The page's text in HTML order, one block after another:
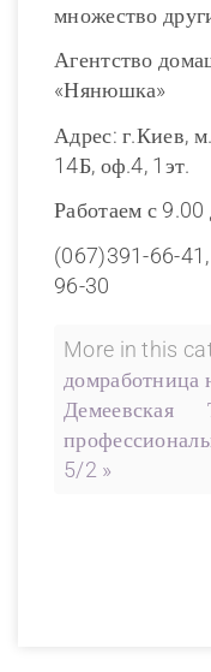
множество
Агентство
«Нянюшка»
Адрес: г.Киев,
14Б, оф.4, 1эт.
Работаем с
(067)391-66-
96-30
More in this
домработница
Демеевская
5/2 »